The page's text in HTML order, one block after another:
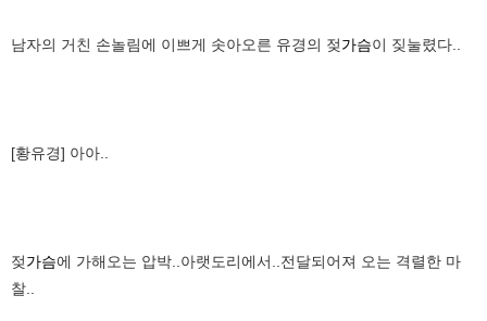
남자의 거친 손놀림에 이쁘게 솟아오른 유경의 젖가슴이 짖눌렸다..
[황유경] 아아..
젖가슴에 가해오는 압박..아랫도리에서..전달되어져 오는 격렬한 마
찰..